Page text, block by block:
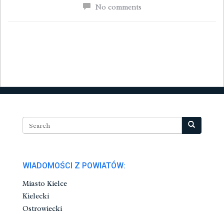
No comments
WIADOMOŚCI Z POWIATÓW:
Miasto Kielce
Kielecki
Ostrowiecki